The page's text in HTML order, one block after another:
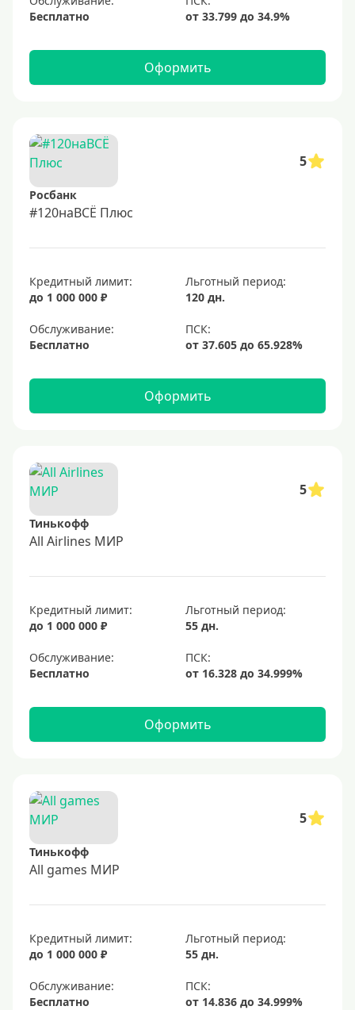
Бесплатно
Оформить
5
Росбанк
#120наВСЁ Плюс
Кредитный лимит:
до 1 000 000 ₽
Льготный период:
120 дн.
Обслуживание:
Бесплатно
Оформить
5
Тинькофф
All Airlines МИР
Кредитный лимит:
до 1 000 000 ₽
Льготный период:
55 дн.
Обслуживание:
Бесплатно
Оформить
5
Тинькофф
All games МИР
Кредитный лимит:
до 1 000 000 ₽
Льготный период:
55 дн.
Обслуживание:
Бесплатно